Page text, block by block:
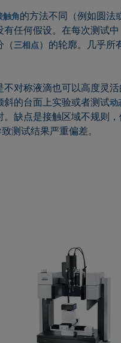
触角的方法不同（例如圆法
有任何假设。在每次测试
（三相点）的轮廓。几乎所
不对称液滴也可以高度灵
斜的台面上实验或者测试动
。缺点是接触区域不规则
测试结果严重偏差。